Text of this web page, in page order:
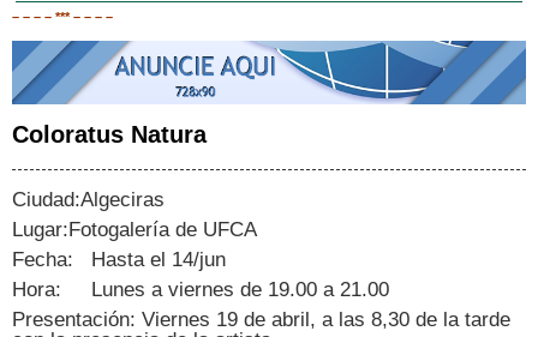
– – – – *** – – – –
Coloratus Natura
Ciudad:Algeciras
Lugar:Fotogalería de UFCA
Fecha: Hasta el 14/jun
Hora: Lunes a viernes de 19.00 a 21.00
Presentación: Viernes 19 de abril, a las 8,30 de la tarde